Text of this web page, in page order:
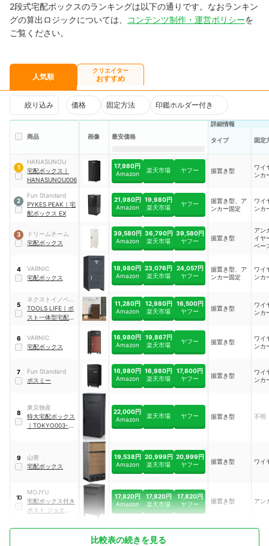
2段式宅配ボックスのランキングは以下の通りです。なおランキン
グの算出ロジックについては、
コンテンツ制作・運営ポリシーを
ご覧ください。
人気順
クリエイター
おすすめ
絞り込み 価格 固定方法 印鑑ホルダー付き
商品 画像 最安価格
詳細情報
タイプ 固定
1
HANASUNOU
宅配ボックス ｜
HANASUNOU006
17,980円
Amazon
楽天市場 ヤフー 据置き型
ワイ
ンカ
2
Fun Standard
PYKES PEAK ｜ 宅
配ボックス EX
21,980円
Amazon
19,980円
楽天市場
ヤフー
据置き型、ア
ンカー固定
ワイ
ンカ
3
ドリームチーム
宅配ボックス
39,580円
Amazon
36,790円
楽天市場
39,580円
ヤフー
据置き型
アン
イヤ
ベー
4
VARNIC
宅配ボックス
18,980円
Amazon
23,076円
楽天市場
24,057円
ヤフー
据置き型、ア
ンカー固定
ワイ
ンカ
5
ネクストイノベー
ション
TOOLS LIFE ｜ ポ
スト一体型宅配ボ
11,280円
Amazon
12,980円
楽天市場
16,500円
ヤフー
据置き型
ワイ
ンカ
6
VARNIC
宅配ボックス
16,980円
Amazon
19,867円
楽天市場
ヤフー 据置き型
ワイ
ンカ
7
Fun Standard
ポスミー
16,980円
Amazon
16,980円
楽天市場
17,800円
ヤフー
据置き型
ワイ
ンカ
8
東京物産
特大宅配ボックス
｜ TOKYO003-
22,000円
Amazon
楽天市場 ヤフー 据置き型 不明
9
山善
宅配ボックス
19,538円
Amazon
20,999円
楽天市場
20,999円
ヤフー
据置き型 ワイ
10
MOJYU
宅配ボックス付き
ポスト ジョエレ
17,820円
Amazon
17,820円
楽天市場
17,820円
ヤフー
据置き型 アン
比較表の続きを見る